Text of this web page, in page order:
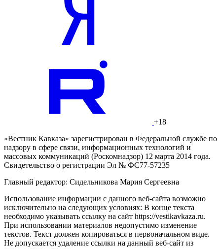
+18
«Вестник Кавказа» зарегистрирован в Федеральной службе по
надзору в сфере связи, информационных технологий и
массовых коммуникаций (Роскомнадзор) 12 марта 2014 года.
Свидетельство о регистрации Эл № ФС77-57235
Главный редактор: Сидельникова Мария Сергеевна
Использование информации с данного веб-сайта возможно
исключительно на следующих условиях: В конце текста
необходимо указывать ссылку на сайт https://vestikavkaza.ru.
При использовании материалов недопустимо изменение
текстов. Текст должен копироваться в первоначальном виде.
Не допускается удаление ссылки на данный веб-сайт из